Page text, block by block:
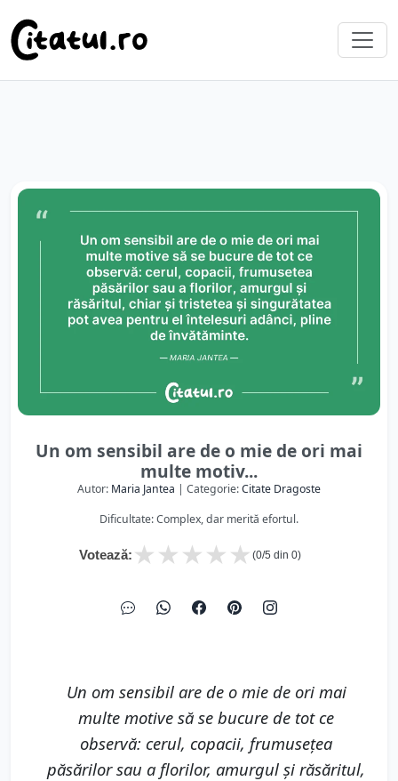
Un om sensibil are de o mie de ori mai
multe motiv...
Autor: Maria Jantea | Categorie:Citate Dragoste
Dificultate: Complex, dar merită efortul.
Votează: ★
★
★
★
★ (0/5 din 0)
Un om sensibil are de o mie de ori mai
multe motive să se bucure de tot ce
observă: cerul, copacii, frumusețea
păsărilor sau a florilor, amurgul și răsăritul,